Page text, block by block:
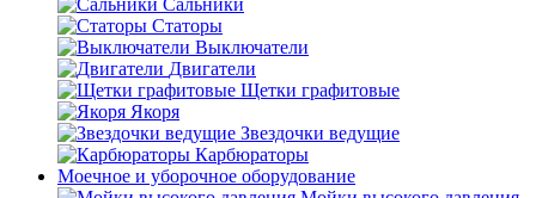
Сальники
Статоры
Выключатели
Двигатели
Щетки графитовые
Якоря
Звездочки ведущие
Карбюраторы
Моечное и уборочное оборудование